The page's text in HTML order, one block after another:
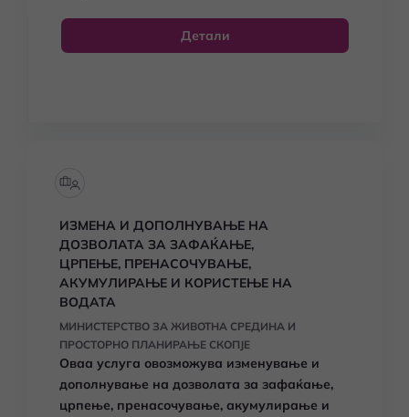
Детали
ИЗМЕНА И ДОПОЛНУВАЊЕ НА
ДОЗВОЛАТА ЗА ЗАФАЌАЊЕ,
ЦРПЕЊЕ, ПРЕНАСОЧУВАЊЕ,
АКУМУЛИРАЊЕ И КОРИСТЕЊЕ НА
ВОДАТА
МИНИСТЕРСТВО ЗА ЖИВОТНА СРЕДИНА И
ПРОСТОРНО ПЛАНИРАЊЕ СКОПЈЕ
Оваа услуга овозможува изменување и
дополнување на дозволата за зафаќање,
црпење, пренасочување, акумулирање и